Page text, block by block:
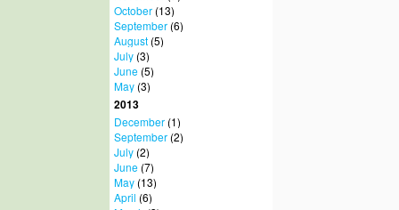
October(13)
September(6)
August(5)
July(3)
June(5)
May(3)
2013
December(1)
September(2)
July(2)
June(7)
May(13)
April (6)